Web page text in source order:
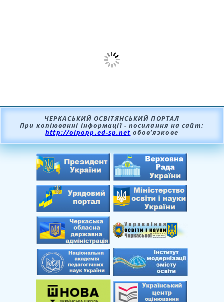
ЧЕРКАСЬКИЙ ОСВІТЯНСЬКИЙ ПОРТАЛ
При копіюванні інформації - посилання на сайт:
http://oipopp.ed-sp.net обов’язкове